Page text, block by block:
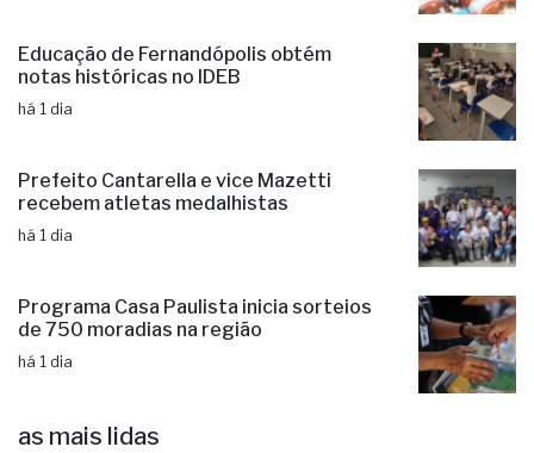
Educação de Fernandópolis obtém
notas históricas no IDEB
há 1 dia
Prefeito Cantarella e vice Mazetti
recebem atletas medalhistas
há 1 dia
Programa Casa Paulista inicia sorteios
de 750 moradias na região
há 1 dia
as mais lidas